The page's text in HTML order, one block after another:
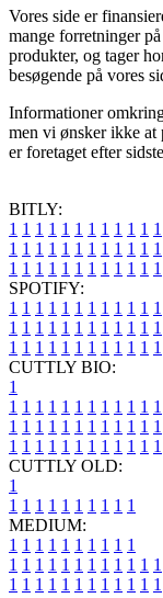
Vores side er
mange forretninger
produkter, og tager
besøgende på vores
Informationer
men vi ønsker ikke at
er foretaget efter
BITLY:
1 1 1 1 1 1 1 1 1 1 1 1
1 1 1 1 1 1 1 1 1 1 1 1
1 1 1 1 1 1 1 1 1 1 1 1
SPOTIFY:
1 1 1 1 1 1 1 1 1 1 1 1
1 1 1 1 1 1 1 1 1 1 1 1
1 1 1 1 1 1 1 1 1 1 1 1
CUTTLY BIO:
1
1 1 1 1 1 1 1 1 1 1 1 1
1 1 1 1 1 1 1 1 1 1 1 1
1 1 1 1 1 1 1 1 1 1 1 1
CUTTLY OLD:
1
1 1 1 1 1 1 1 1 1 1
MEDIUM:
1 1 1 1 1 1 1 1 1 1
1 1 1 1 1 1 1 1 1 1 1 1
1 1 1 1 1 1 1 1 1 1 1 1